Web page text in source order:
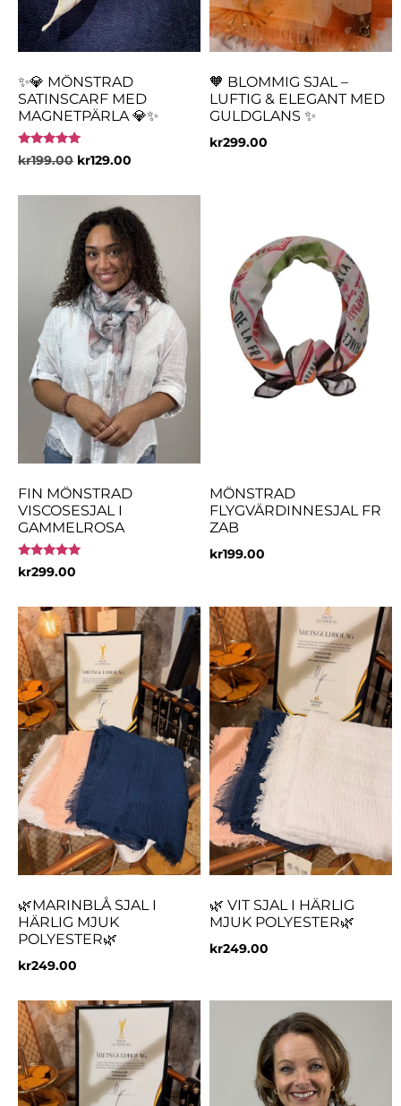
✨💎 MÖNSTRAD
SATINSCARF MED
MAGNETPÄRLA 💎✨
Betygsatt
5.00
kr199.00 kr129.00
🧡 BLOMMIG SJAL –
LUFTIG & ELEGANT MED
GULDGLANS ✨
kr299.00
FIN MÖNSTRAD
VISCOSESJAL I
GAMMELROSA
Betygsatt
5.00
kr299.00
MÖNSTRAD
FLYGVÄRDINNESJAL FR
ZAB
kr199.00
🌿MARINBLÅ SJAL I
HÄRLIG MJUK
POLYESTER🌿
kr249.00
🌿 VIT SJAL I HÄRLIG
MJUK POLYESTER🌿
kr249.00